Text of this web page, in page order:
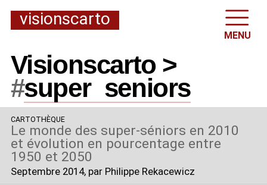
visionscarto
MENU
Visionscarto >
#super_ seniors
CARTOTHÈQUE
Le monde des super-séniors en 2010
et évolution en pourcentage entre
1950 et 2050
Septembre 2014, par Philippe Rekacewicz